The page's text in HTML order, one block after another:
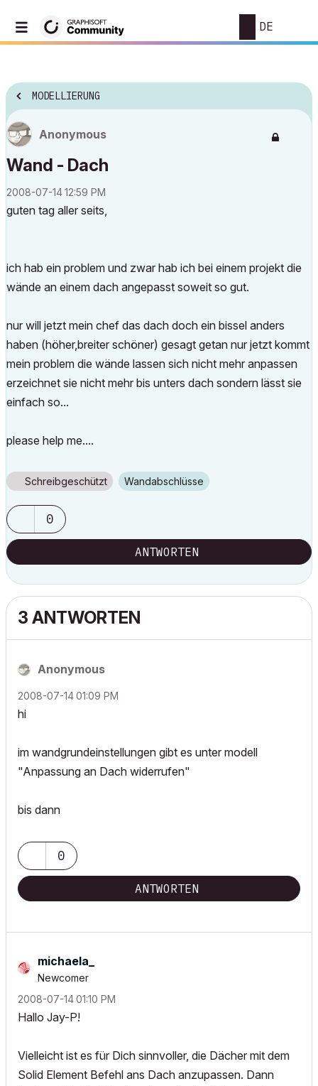
DE
MODELLIERUNG
Anonymous
Wand - Dach
‎2008-07-1412:59 PM
guten tag aller seits,
ich hab ein problem und zwar hab ich bei einem projekt die
wände an einem dach angepasst soweit so gut.
nur will jetzt mein chef das dach doch ein bissel anders
haben (höher,breiter schöner) gesagt getan nur jetzt kommt
mein problem die wände lassen sich nicht mehr anpassen
erzeichnet sie nicht mehr bis unters dach sondern lässt sie
einfach so...
please help me....
Schreibgeschützt Wandabschlüsse
0
ANTWORTEN
3 ANTWORTEN
Anonymous
‎2008-07-1401:09 PM
hi
im wandgrundeinstellungen gibt es unter modell
"Anpassung an Dach widerrufen"
bis dann
0
ANTWORTEN
michaela_
Newcomer
‎2008-07-1401:10 PM
Hallo Jay-P!
Vielleicht ist es für Dich sinnvoller, die Dächer mit dem
Solid Element Befehl ans Dach anzupassen. Dann